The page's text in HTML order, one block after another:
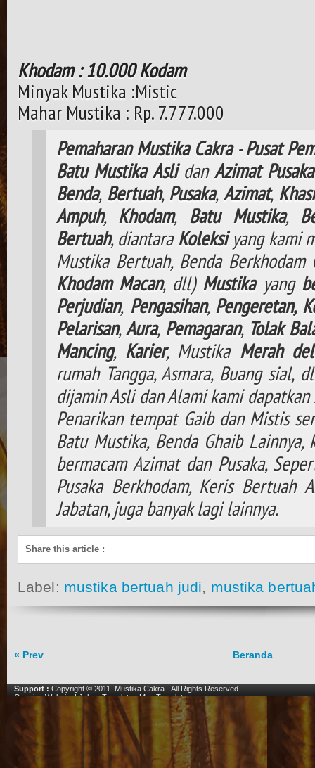
Khodam : 10.000 Kodam
Minyak Mustika :Mistic
Mahar Mustika : Rp. 7.777.000
Pemaharan Mustika Cakra-Pusat
Batu Mustika AslidanAzimat Pusaka
Benda, Bertuah,Pusaka,Azimat,
Ampuh, Khodam, Batu Mustika,
Bertuah, diantaraKoleksiyang kami
Mustika Bertuah, Benda
Khodam Macan, dll) Mustikayang
Perjudian, Pengasihan, Pengeretan,
Pelarisan,Aura, Pemagaran, Tolak
Mancing, Karier, Mustika Merah
rumah Tangga, Asmara, Buang sial,
dijamin Asli dan Alami kami
Penarikan tempat Gaib dan Mistis
Batu Mustika, Benda Ghaib
bermacam Azimat dan Pusaka,
Pusaka Berkhodam, Keris Bertuah
Jabatan, juga banyak lagi lainnya.
Share this article :
Label: mustika bertuah judi, mustika
« Prev Beranda
Support : Copyright © 2011. Mustika Cakra - All Rights Reserved
Creating Website|Johny Template|Mas Template